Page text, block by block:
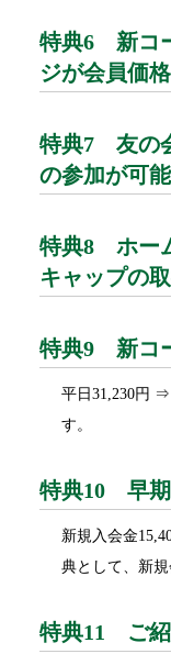
特典6 新コ
ジが会員価
特典7 友の
の参加が可
特典8 ホー
キャップの
特典9 新コ
平日31,230円 ⇒
す。
特典10 早
新規入会金
典として、新規
特典11 ご